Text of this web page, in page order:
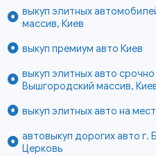
выкуп элитных
массив, Киев
выкуп премиум авто Киев
выкуп элитных авто срочно
Вышгородский массив,
выкуп элитных авто на
автовыкуп дорогих авто г.
Церковь